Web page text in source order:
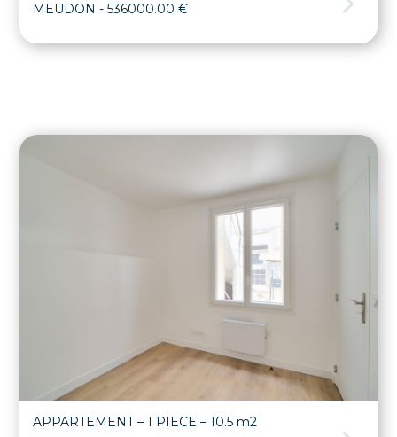
MEUDON - 536000.00 €
APPARTEMENT – 1 PIECE – 10.5 m2